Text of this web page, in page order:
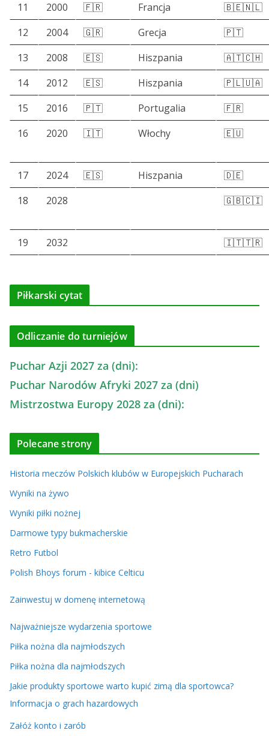
11
2000 🇫🇷 Francja
🇧🇪🇳🇱
12
2004 🇬🇷 Grecja
🇵🇹
13
2008 🇪🇸 Hiszpania
🇦🇹🇨🇭
14
2012 🇪🇸 Hiszpania
🇵🇱🇺🇦
15
2016 🇵🇹 Portugalia
🇫🇷
16
2020 🇮🇹 Włochy 🇪🇺
17 2024 🇪🇸 Hiszpania
🇩🇪
18
2028 🇬🇧🇨🇮
19 2032 🇮🇹🇹🇷
Piłkarski cytat
Odliczanie do turniejów
Puchar Azji 2027 za (dni):
Puchar Narodów Afryki 2027 za (dni)
Mistrzostwa Europy 2028 za (dni):
Polecane strony
Historia meczów Polskich klubów w Europejskich Pucharach
Wyniki na żywo
Wyniki piłki nożnej
Darmowe typy bukmacherskie
Retro Futbol
Polish Bhoys forum - kibice Celticu
Zainwestuj w domenę internetową
Najważniejsze wydarzenia sportowe
Piłka nożna dla najmłodszych
Piłka nożna dla najmłodszych
Jakie produkty sportowe warto kupić zimą dla sportowca?
Informacja o grach hazardowych
Załóż konto i zarób